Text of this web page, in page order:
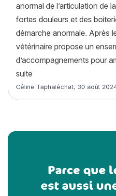
anormal de l’articulation de
fortes douleurs et des
démarche anormale. Après
vétérinaire propose un
d’accompagnements pour
suite
Article rédigé par
Céline Taphaléchat, 30 août
Parce que
est aussi